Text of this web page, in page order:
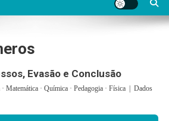
Evasão e Conclusão
Matemática · Química · Pedagogia · Física | Dados